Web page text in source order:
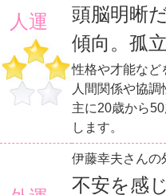
人運
頭脳明晰
傾向。孤
性格や才能など
人間関係や協調
主に20歳から
します。
伊藤幸夫さんの
不安を感